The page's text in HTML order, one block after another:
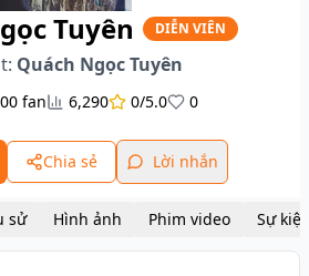
Tuyên DIỄN VIÊN
Quách Ngọc Tuyên
fan 6,290 0/5.0 0
Chia sẻ Lời nhắn
Tiểu sử Hình ảnh Phim video Sự